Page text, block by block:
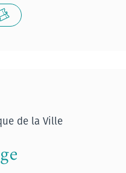
de la Ville